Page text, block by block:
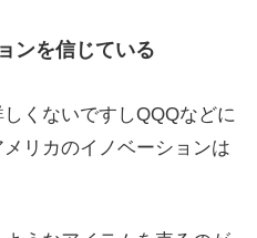
ンを信じている
くないですしQQQなどに
リカのイノベーションは